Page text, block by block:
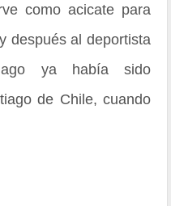
como acicate para
después al deportista
ya había sido
de Chile, cuando